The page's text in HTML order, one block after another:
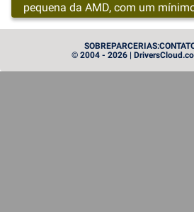
pequena da AMD, com um
SOBREPARCERIAS:
© 2004 - 2026 |